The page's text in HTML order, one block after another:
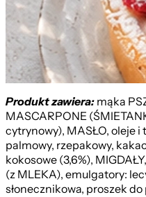
Produkt zawiera:mąka
MASCARPONE
cytrynowy), MASŁO, oleje i
palmowy, rzepakowy,
kokosowe (3,6%),
(z MLEKA), emulgatory:
słonecznikowa, proszek